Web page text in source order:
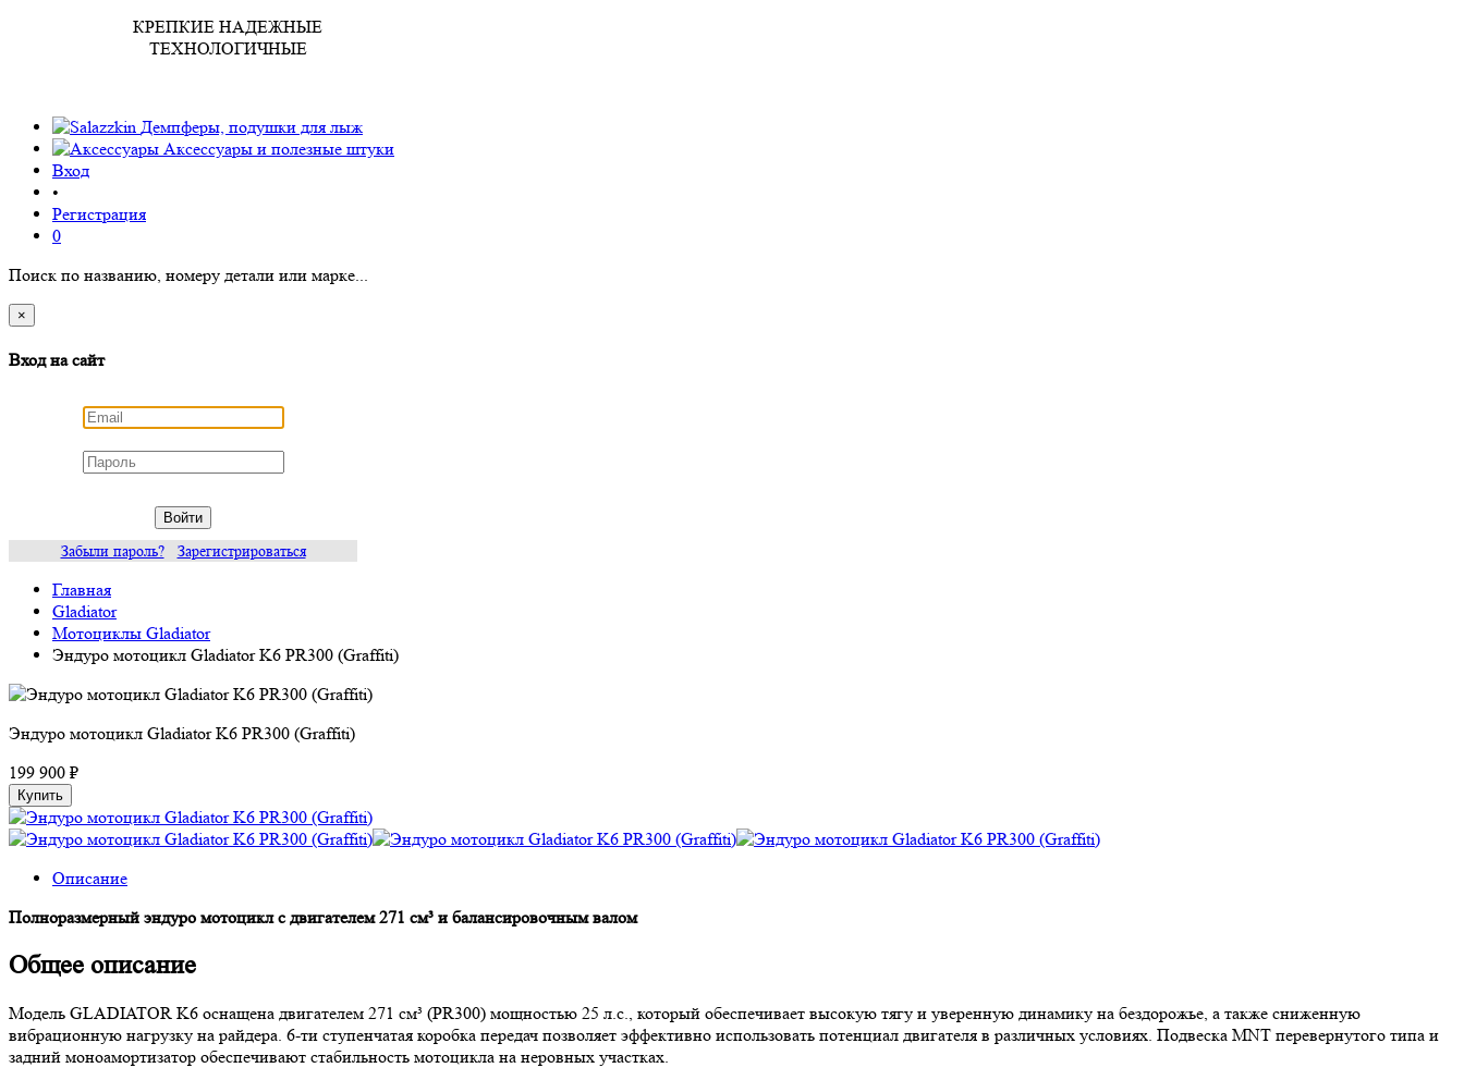
КРЕПКИЕ НАДЕЖНЫЕ
ТЕХНОЛОГИЧНЫЕ
Демпферы, подушки для лыж
Аксессуары и полезные штуки
Вход
•
Регистрация
0
Поиск по названию, номеру детали или марке...
×
Вход на сайт
Войти
Забыли пароль? Зарегистрироваться
Главная
Gladiator
Мотоциклы Gladiator
Эндуро мотоцикл Gladiator K6 PR300 (Graffiti)
Эндуро мотоцикл Gladiator K6 PR300 (Graffiti)
199 900 ₽
Купить
Описание
Полноразмерный эндуро мотоцикл с двигателем 271 см³ и балансировочным валом
Общее описание
Модель GLADIATOR K6 оснащена двигателем 271 см³ (PR300) мощностью 25 л.с., который обеспечивает высокую тягу и уверенную динамику на бездорожье, а также сниженную
вибрационную нагрузку на райдера. 6-ти ступенчатая коробка передач позволяет эффективно использовать потенциал двигателя в различных условиях. Подвеска MNT перевернутого типа и
задний моноамортизатор обеспечивают стабильность мотоцикла на неровных участках.